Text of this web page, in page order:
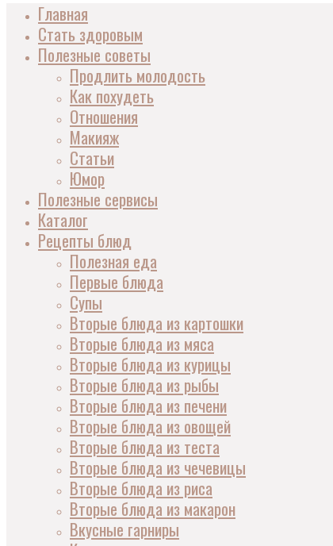
Главная
Стать здоровым
Полезные советы
Продлить молодость
Как похудеть
Отношения
Макияж
Статьи
Юмор
Полезные сервисы
Каталог
Рецепты блюд
Полезная еда
Первые блюда
Супы
Вторые блюда из картошки
Вторые блюда из мяса
Вторые блюда из курицы
Вторые блюда из рыбы
Вторые блюда из печени
Вторые блюда из овощей
Вторые блюда из теста
Вторые блюда из чечевицы
Вторые блюда из риса
Вторые блюда из макарон
Вкусные гарниры